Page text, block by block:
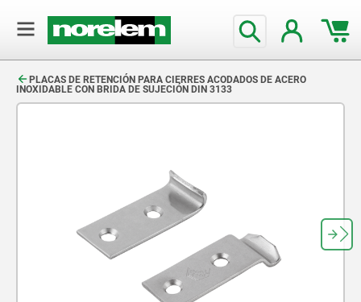
PLACAS DE RETENCIÓN PARA CIERRES ACODADOS DE ACERO
INOXIDABLE CON BRIDA DE SUJECIÓN DIN 3133